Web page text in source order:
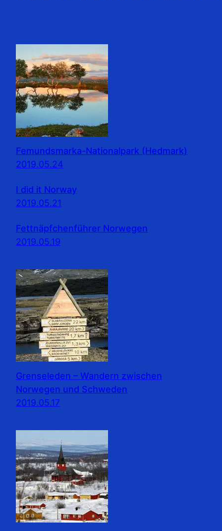
Femundsmarka-Nationalpark (Hedmark)
2019.05.24
I did it Norway
2019.05.21
Fettnäpfchenführer Norwegen
2019.05.19
Grenseleden – Wandern zwischen
Norwegen und Schweden
2019.05.17